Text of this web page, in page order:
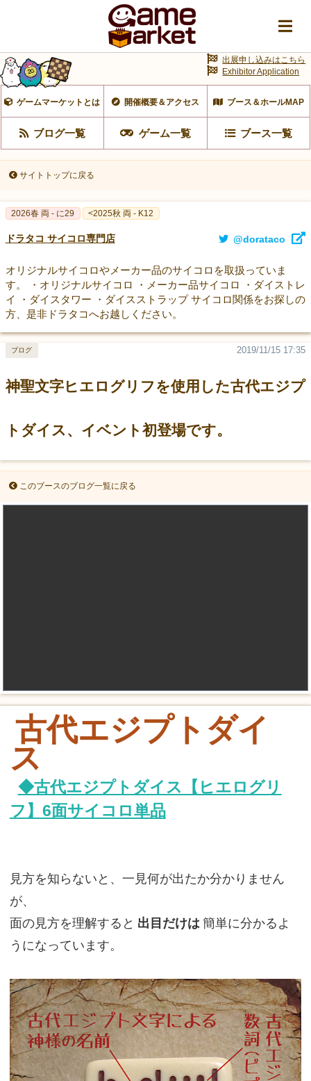
ゲームマーケットとは 開催概要＆アクセス ブース＆ホールMAP
ブログ一覧 ゲーム一覧 ブース一覧
出展申し込みはこちら
Exhibitor Application
サイトトップに戻る
2026春 両 - に29 <2025秋 両 - K12
ドラタコ サイコロ専門店 @dorataco
オリジナルサイコロやメーカー品のサイコロを取扱っていま
す。 ・オリジナルサイコロ ・メーカー品サイコロ ・ダイストレ
イ ・ダイスタワー ・ダイスストラップ サイコロ関係をお探しの
方、是非ドラタコへお越しください。
神聖文字ヒエログリフを使用した古代エジプ
トダイス、イベント初登場です。
2019/11/15 17:35
ブログ
このブースのブログ一覧に戻る
古代エジプトダイ
ス
◆古代エジプトダイス【ヒエログリ
フ】6面サイコロ単品
見方を知らないと、一見何が出たか分かりません
が、
面の見方を理解すると 出目だけは 簡単に分かるよ
うになっています。